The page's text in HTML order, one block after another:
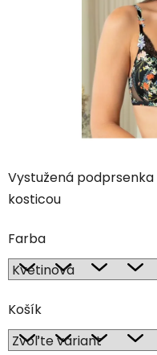
Vystužená podprsenka
kosticou
Farba
Košík